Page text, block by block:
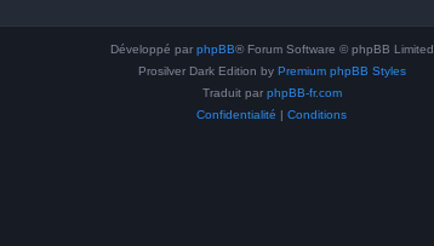
Développé par phpBB® Forum Software © phpBB Limited
Prosilver Dark Edition by Premium phpBB Styles
Traduit par phpBB-fr.com
Confidentialité | Conditions